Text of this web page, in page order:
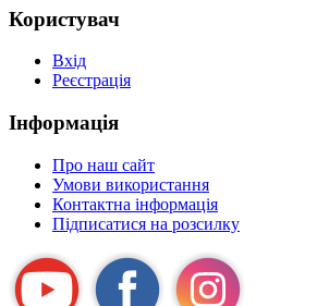
Користувач
Вхід
Реєстрація
Інформація
Про наш сайт
Умови використання
Контактна інформація
Підписатися на розсилку